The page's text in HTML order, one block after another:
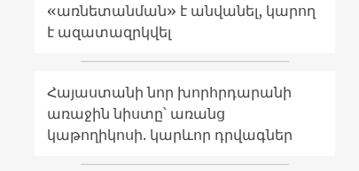
«առնետանման» է անվանել, կարող
է ազատազրկվել
Հայաստանի նոր խորհրդարանի
առաջին նիստը՝ առանց
կաթողիկոսի. կարևոր դրվագներ